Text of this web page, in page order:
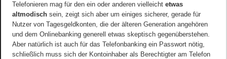
Telefonieren mag für den ein oder anderen vielleichtetwas
altmodisch sein, zeigt sich aber um einiges sicherer, gerade für
Nutzer von Tagesgeldkonten, die der älteren Generation angehören
und dem Onlinebanking generell etwas skeptisch gegenüberstehen.
Aber natürlich ist auch für das Telefonbanking ein Passwort nötig,
schließlich muss sich der Kontoinhaber als Berechtigter am Telefon